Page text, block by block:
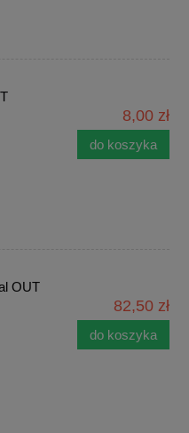
8,00 zł
do koszyka
OUT
82,50 zł
do koszyka